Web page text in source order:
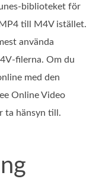
biblioteket för
till M4V istället.
använda
filerna. Om du
med den
Online Video
ta hänsyn till.